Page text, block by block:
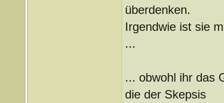
überdenken.
Irgendwie ist sie
...
... obwohl ihr das
die der Skepsis